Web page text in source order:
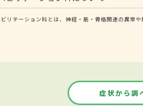
ビリテーション科とは、神経・筋・骨格関連の異常
症状から調